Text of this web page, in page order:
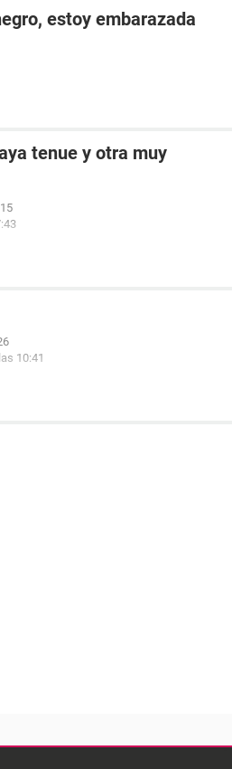
estoy embarazada
tenue y otra muy
10:41